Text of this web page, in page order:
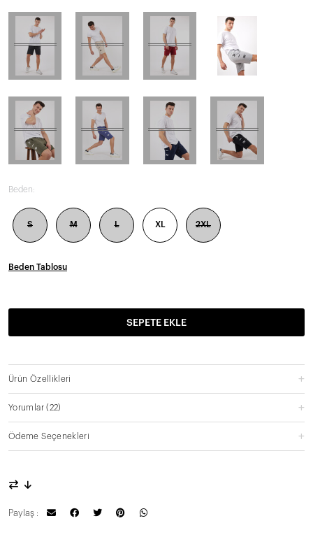
Beden:
S M L XL 2XL
Beden Tablosu
SEPETE EKLE
Ürün Özellikleri
Yorumlar(22)
Ödeme Seçenekleri
Paylaş :